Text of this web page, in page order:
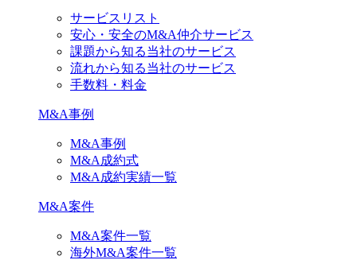
サービスリスト
安心・安全のM&A仲介サービス
課題から知る当社のサービス
流れから知る当社のサービス
手数料・料金
M&A事例
M&A事例
M&A成約式
M&A成約実績一覧
M&A案件
M&A案件一覧
海外M&A案件一覧